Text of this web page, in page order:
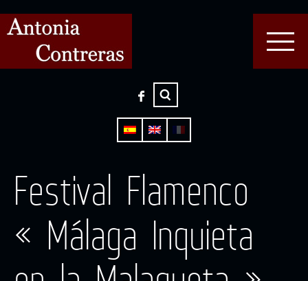
Festival Flamenco
« Málaga Inquieta